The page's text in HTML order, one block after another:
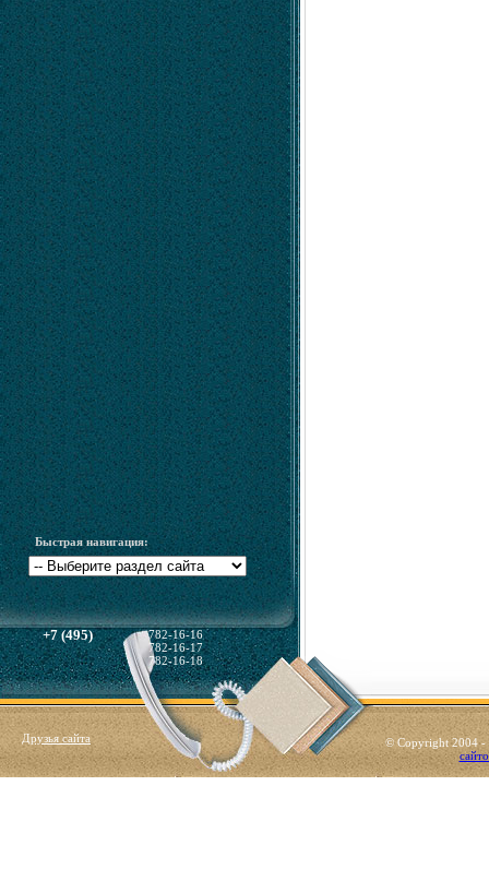
Быстрая навигация:
+7 (495)
782-16-16
782-16-17
782-16-18
Друзья сайта
© Copyright 2004 -